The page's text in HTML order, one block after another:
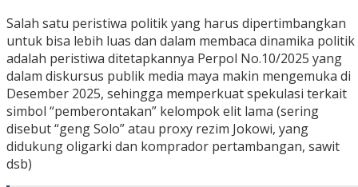
‎Salah satu peristiwa politik yang harus dipertimbangkan
untuk bisa lebih luas dan dalam membaca dinamika politik
adalah peristiwa ditetapkannya Perpol No.10/2025 yang
dalam diskursus publik media maya makin mengemuka di
Desember 2025, sehingga memperkuat spekulasi terkait
simbol “pemberontakan” kelompok elit lama (sering
disebut “geng Solo” atau proxy rezim Jokowi, yang
didukung oligarki dan komprador pertambangan, sawit
dsb)